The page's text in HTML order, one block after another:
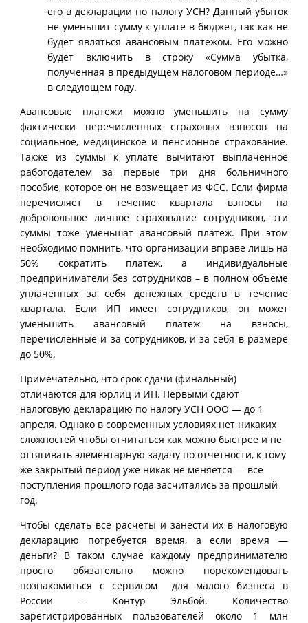
его в декларации по налогу УСН? Данный убыток
не уменьшит сумму к уплате в бюджет, так как не
будет являться авансовым платежом. Его можно
будет включить в строку «Сумма убытка,
полученная в предыдущем налоговом периоде…»
в следующем году.
Авансовые платежи можно уменьшить на сумму
фактически перечисленных страховых взносов на
социальное, медицинское и пенсионное страхование.
Также из суммы к уплате вычитают выплаченное
работодателем за первые три дня больничного
пособие, которое он не возмещает из ФСС. Если фирма
перечисляет в течение квартала взносы на
добровольное личное страхование сотрудников, эти
суммы тоже уменьшат авансовый платеж. При этом
необходимо помнить, что организации вправе лишь на
50% сократить платеж, а индивидуальные
предприниматели без сотрудников – в полном объеме
уплаченных за себя денежных средств в течение
квартала. Если ИП имеет сотрудников, он может
уменьшить авансовый платеж на взносы,
перечисленные и за сотрудников, и за себя в размере
до 50%.
Примечательно, что срок сдачи (финальный)
отличаются для юрлиц и ИП. Первыми сдают
налоговую декларацию по налогу УСН ООО — до 1
апреля. Однако в современных условиях нет никаких
сложностей чтобы отчитаться как можно быстрее и не
оттягивать элементарную задачу по отчетности, к тому
же закрытый период уже никак не меняется — все
поступления прошлого года засчитались за прошлый
год.
Чтобы сделать все расчеты и занести их в налоговую
декларацию потребуется время, а если время —
деньги? В таком случае каждому предпринимателю
просто обязательно можно порекомендовать
познакомиться с сервисом для малого бизнеса в
России — Контур Эльбой. Количество
зарегистрированных пользователей около 1 млн